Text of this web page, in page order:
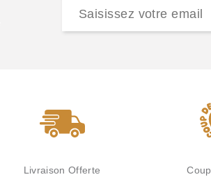
Livraison Offerte